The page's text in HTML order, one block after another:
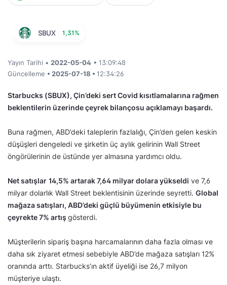
SBUX 1,31%
Yayın Tarihi • 2022-05-04 • 13:09:48
Güncelleme • 2025-07-18 • 12:34:26
Starbucks (SBUX), Çin’deki sert Covid kısıtlamalarına rağmen
beklentilerin üzerinde çeyrek bilançosu açıklamayı başardı.
Buna rağmen, ABD’deki taleplerin fazlalığı, Çin’den gelen keskin
düşüşleri dengeledi ve şirketin üç aylık gelirinin Wall Street
öngörülerinin de üstünde yer almasına yardımcı oldu.
Net satışlar 14,5% artarak 7,64 milyar dolara yükseldi ve 7,6
milyar dolarlık Wall Street beklentisinin üzerinde seyretti. Global
mağaza satışları, ABD’deki güçlü büyümenin etkisiyle bu
çeyrekte 7% artış gösterdi.
Müşterilerin sipariş başına harcamalarının daha fazla olması ve
daha sık ziyaret etmesi sebebiyle ABD’de mağaza satışları 12%
oranında arttı. Starbucks’ın aktif üyeliği ise 26,7 milyon
müşteriye ulaştı.